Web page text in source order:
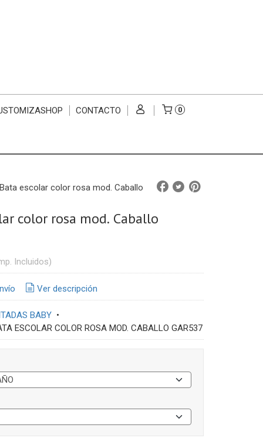
CONTACTO 0
Bata escolar color rosa mod. Caballo
color rosa mod. Caballo
Incluidos)
Ver descripción
BABY•
ESCOLAR COLOR ROSA MOD. CABALLO GAR537